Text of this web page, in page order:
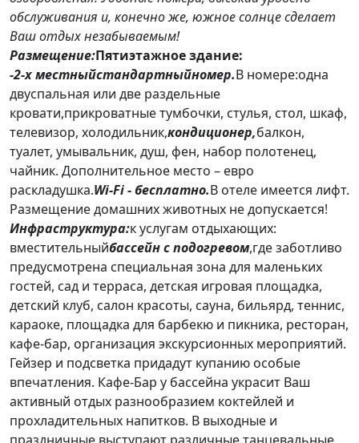
обслуживания и, конечно же, южное солнце сделает
Ваш отдых незабываемым!
Размещение:Пятиэтажное здание:
-2-х местныйстандартныйномер.В номере:одна
двуспальная или две раздельные
кровати,прикроватные тумбочки, стулья, стол, шкаф,
телевизор, холодильник,кондиционер,балкон,
туалет, умывальник, душ, фен, набор полотенец,
чайник. Дополнительное место – евро
раскладушка.Wi-Fi - бесплатно.В отеле имеется лифт.
Размещение домашних животных не допускается!
Инфраструктура:к услугам отдыхающих:
вместительныйбассейн с подогревом,где заботливо
предусмотрена специальная зона для маленьких
гостей, сад и терраса, детская игровая площадка,
детский клуб, салон красоты, сауна, бильярд, теннис,
караоке, площадка для барбекю и пикника, ресторан,
кафе-бар, организация экскурсионных мероприятий.
Гейзер и подсветка придадут купанию особые
впечатления. Кафе-Бар у бассейна украсит Ваш
активный отдых разнообразием коктейлей и
прохладительных напитков. В выходные и
праздничные выступают различные танцевальные